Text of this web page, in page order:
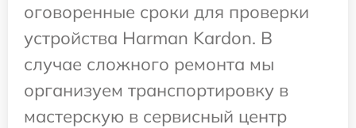
оговоренные сроки для проверки
устройства Harman Kardon. В
случае сложного ремонта мы
организуем транспортировку в
мастерскую в сервисный центр